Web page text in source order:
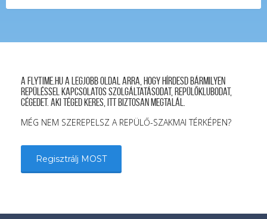
A FLYTIME.HU a legjobb oldal arra, hogy hírdesd bármilyen
repüléssel kapcsolatos szolgáltatásodat, repülőklubodat,
cégedet. Aki téged keres, itt biztosan megtalál.
MÉG NEM SZEREPELSZ A REPÜLŐ-SZAKMAI TÉRKÉPEN?
Regisztrálj MOST